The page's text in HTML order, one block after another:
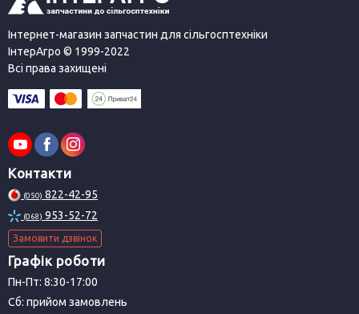
Інтернет-магазин запчастин для сільгосптехніки
ІнтерАгро © 1999-2022
Всі права захищені
Контакти
(050) 822-42-95
(068) 953-52-72
Замовити дзвінок
Графік роботи
Пн-Пт: 8:30-17:00
Сб: прийом замовлень